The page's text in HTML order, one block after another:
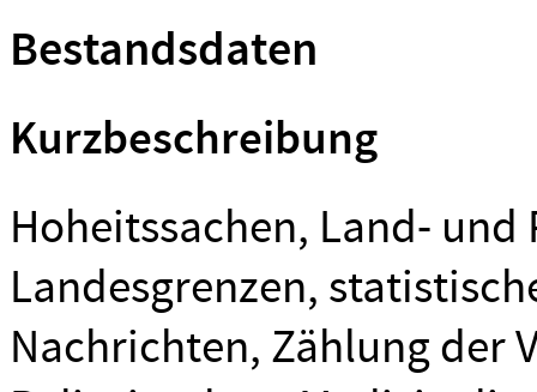
Bestandsdaten
Kurzbeschreibung
Hoheitssachen, Land-
Landesgrenzen,
Nachrichten, Zählung der